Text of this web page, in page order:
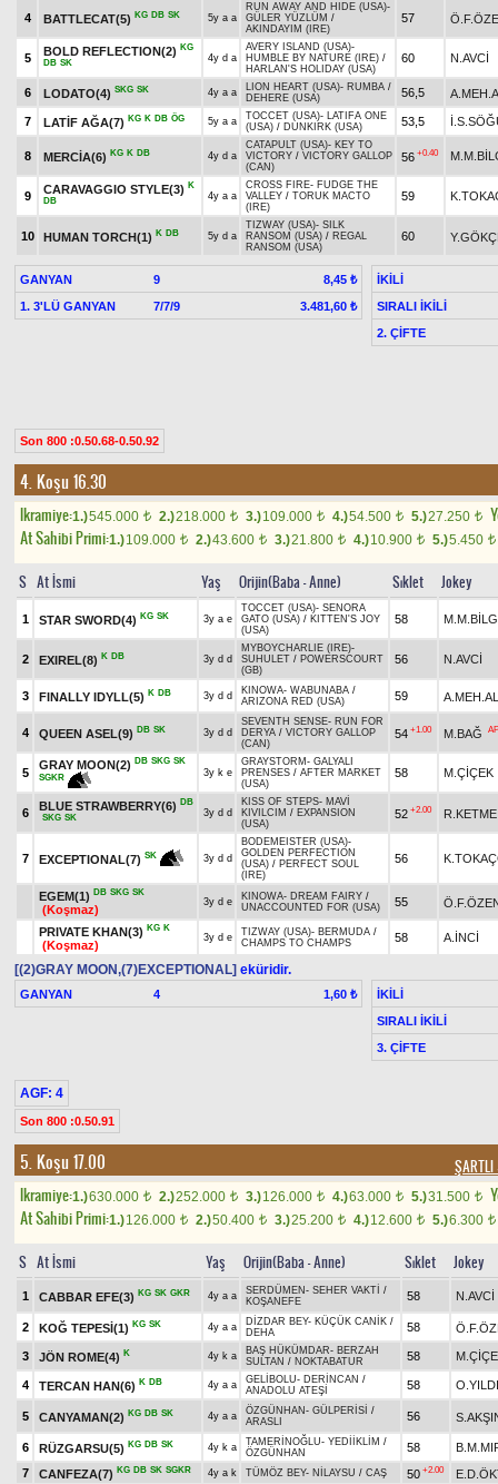
4 BATTLECAT(5) KG DB SK 5y a a
RUN AWAY AND HIDE (USA)-
GÜLER YÜZLÜM /
AKINDAYIM (IRE)
57
5
BOLD REFLECTION(2) KG
DB SK 4y d a
AVERY ISLAND (USA)-
HUMBLE BY NATURE (IRE) /
HARLAN'S HOLIDAY (USA)
60 N.AVCİ
6 LODATO(4) SKG SK 4y a a LION HEART (USA)- RUMBA /
DEHERE (USA)
56,5
7 LATİF AĞA(7) KG K DB ÖG 5y a a TOCCET (USA)- LATIFA ONE
(USA) / DUNKIRK (USA) 53,5
8 MERCİA(6) KG K DB 4y d a
CATAPULT (USA)- KEY TO
VICTORY / VICTORY GALLOP
(CAN)
56 +0.40
9
CARAVAGGIO STYLE(3) K
DB
4y a a
CROSS FIRE- FUDGE THE
VALLEY / TORUK MACTO
(IRE)
59
10 HUMAN TORCH(1) K DB 5y d a
TIZWAY (USA)- SILK
RANSOM (USA) / REGAL
RANSOM (USA)
60
GANYAN 9
8,45 ₺
1. 3'LÜ GANYAN
7/7/9 3.481,60 ₺
İKİLİ
SIRALI İKİLİ
2. ÇİFTE
Son 800 :0.50.68-0.50.92
4. Koşu 16.30
Ikramiye:1.)545.000 t 2.)218.000 t 3.)109.000 t 4.)54.500 t 5.)27.250 t
At Sahibi Primi:1.)109.000 t 2.)43.600 t 3.)21.800 t 4.)10.900 t 5.)5.450 t
S At İsmi Yaş Orijin(Baba - Anne) Sıklet Jokey
1 STAR SWORD(4) KG SK 3y a e
TOCCET (USA)- SENORA
GATO (USA) / KITTEN'S JOY
(USA)
58
2 EXIREL(8) K DB 3y d d
MYBOYCHARLIE (IRE)-
SUHULET / POWERSCOURT
(GB)
56 N.AVCİ
3 FINALLY IDYLL(5) K DB 3y d d KINOWA- WABUNABA /
ARIZONA RED (USA)
59
4 QUEEN ASEL(9) DB SK 3y d d
SEVENTH SENSE- RUN FOR
DERYA / VICTORY GALLOP
(CAN)
54 +1.00 M.BAĞ AP
5
GRAY MOON(2) DB SKG SK
SGKR
3y k e
GRAYSTORM - GALYALI
PRENSES / AFTER MARKET
(USA)
58 M.ÇİÇEK
6
BLUE STRAWBERRY(6) DB
SKG SK 3y d d
KISS OF STEPS- MAVİ
KIVILCIM / EXPANSION
(USA)
52 +2.00 R.KETME
7 EXCEPTIONAL(7) SK 3y d d
BODEMEISTER (USA)-
GOLDEN PERFECTION
(USA) / PERFECT SOUL
(IRE)
56
EGEM(1) DB SKG SK
(Koşmaz)
3y d e KINOWA- DREAM FAIRY /
UNACCOUNTED FOR (USA)
55
PRIVATE KHAN(3) KG K
(Koşmaz)
3y d e TIZWAY (USA)- BERMUDA /
CHAMPS TO CHAMPS
58 A.İNCİ
[(2)GRAY MOON,(7)EXCEPTIONAL] eküridir.
GANYAN 4 1,60 ₺
İKİLİ
SIRALI İKİLİ
3. ÇİFTE
AGF: 4
Son 800 :0.50.91
5. Koşu 17.00
Ikramiye:1.)630.000 t 2.)252.000 t 3.)126.000 t 4.)63.000 t 5.)31.500 t
At Sahibi Primi:1.)126.000 t 2.)50.400 t 3.)25.200 t 4.)12.600 t 5.)6.300 t
S At İsmi Yaş Orijin(Baba - Anne) Sıklet Jokey
1 CABBAR EFE(3) KG SK GKR 4y a a SERDÜMEN - SEHER VAKTİ /
KOŞANEFE
58 N.AVCİ
2 KOĞ TEPESİ(1) KG SK 4y a a DİZDAR BEY- KÜÇÜK CANİK /
DEHA
58
3 JÖN ROME(4) K 4y k a BAŞ HÜKÜMDAR- BERZAH
SULTAN / NOKTABATUR 58
4 TERCAN HAN(6) K DB 4y a a GELİBOLU- DERİNCAN /
ANADOLU ATEŞİ
58
5 CANYAMAN(2) KG DB SK 4y a a ÖZGÜNHAN - GÜLPERİSİ /
ARASLI
56
6 RÜZGARSU(5) KG DB SK 4y k a TAMERİNOĞLU- YEDİİKLİM /
ÖZGÜNHAN
58
7
CANFEZA(7) KG DB SK SGKR 4y a k TÜMÖZ BEY- NİLAYSU / CAŞ 50 +2.00